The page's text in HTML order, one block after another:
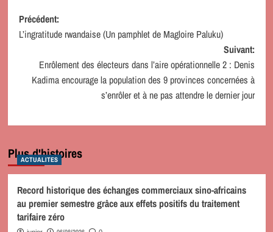
Navigation
d’article
Précédent:
L’ingratitude rwandaise (Un pamphlet de Magloire Paluku)
Suivant:
Enrôlement des électeurs dans l’aire opérationnelle 2 : Denis
Kadima encourage la population des 9 provinces concernées à
s’enrôler et à ne pas attendre le dernier jour
Plus d'histoires
ACTUALITES
Record historique des échanges commerciaux sino-africains
au premier semestre grâce aux effets positifs du traitement
tarifaire zéro